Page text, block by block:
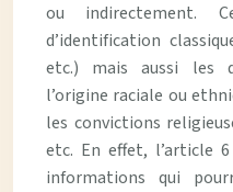
ou indirectement.
d’identification
etc.) mais aussi les
l’origine raciale ou
les convictions
etc. En effet, l’article
informations qui